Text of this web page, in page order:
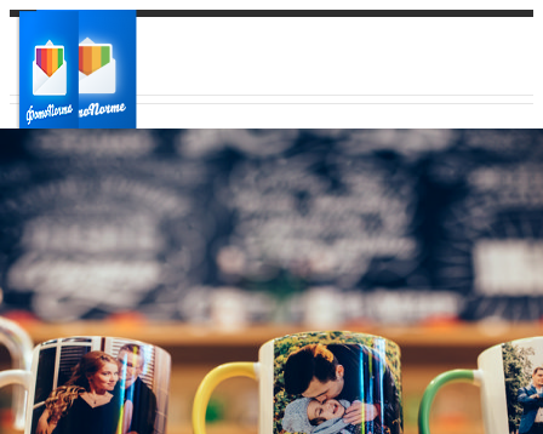
Ваш город:
Ваш регион доставки
Выберите из списка: